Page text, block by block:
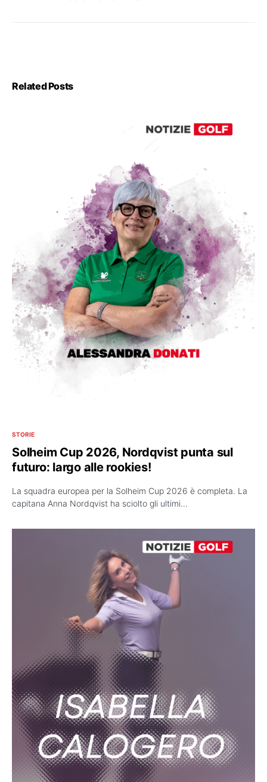
Related Posts
STORIE
Solheim Cup 2026, Nordqvist punta sul
futuro: largo alle rookies!
La squadra europea per la Solheim Cup 2026 è completa. La
capitana Anna Nordqvist ha sciolto gli ultimi…